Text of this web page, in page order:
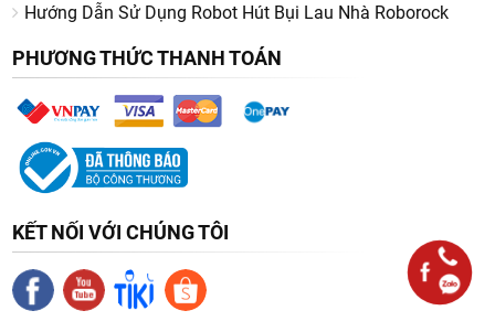
Hướng Dẫn Sử Dụng Robot Hút Bụi Lau Nhà Roborock
PHƯƠNG THỨC THANH TOÁN
KẾT NỐI VỚI CHÚNG TÔI